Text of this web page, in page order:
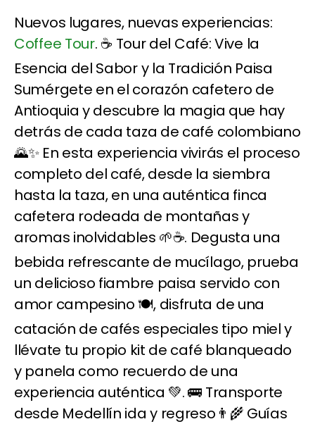
Nuevos lugares, nuevas experiencias:
Coffee Tour. ☕ Tour del Café: Vive la
Esencia del Sabor y la Tradición Paisa
Sumérgete en el corazón cafetero de
Antioquia y descubre la magia que hay
detrás de cada taza de café colombiano
🌄✨ En esta experiencia vivirás el proceso
completo del café, desde la siembra
hasta la taza, en una auténtica finca
cafetera rodeada de montañas y
aromas inolvidables 🌱☕. Degusta una
bebida refrescante de mucílago, prueba
un delicioso fiambre paisa servido con
amor campesino 🍽️, disfruta de una
catación de cafés especiales tipo miel y
llévate tu propio kit de café blanqueado
y panela como recuerdo de una
experiencia auténtica 💚. 🚌 Transporte
desde Medellín ida y regreso👨‍🌾 Guías